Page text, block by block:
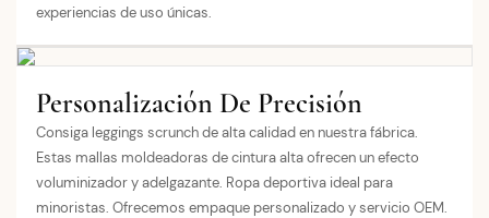
experiencias de uso únicas.
Personalización De Precisión
Consiga leggings scrunch de alta calidad en nuestra fábrica.
Estas mallas moldeadoras de cintura alta ofrecen un efecto
voluminizador y adelgazante. Ropa deportiva ideal para
minoristas. Ofrecemos empaque personalizado y servicio OEM.